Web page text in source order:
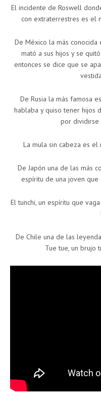
El incidente de Roswell
con extraterrestres es el
De México la más
mató a sus hijos y se
entonces se dice que se
De Rusia la más famosa
hablaba y quiso tener hijos
por dividirse
La mula sin cabeza es
De Japón una de las más
espíritu de una joven
El tunchi, un espíritu que
De Chile una de las
Tue tue, un brujo